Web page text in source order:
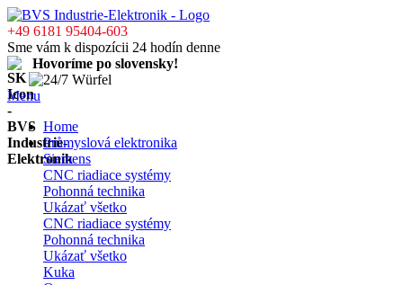
+49 6181 95404-603
Sme vám k dispozícii 24 hodín denne
Hovoríme po slovensky!
Menu
Home
Průmyslová elektronika
Siemens
CNC riadiace systémy
Pohonná technika
Ukázať všetko
CNC riadiace systémy
Pohonná technika
Ukázať všetko
Kuka